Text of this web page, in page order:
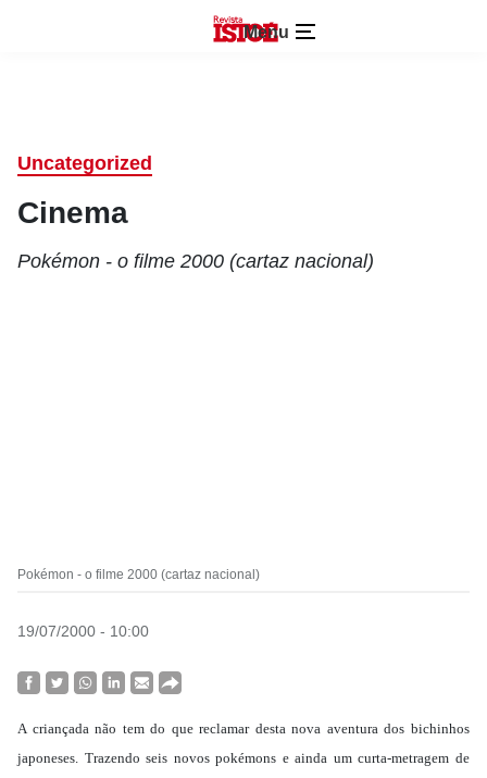
Menu
Uncategorized
Cinema
Pokémon - o filme 2000 (cartaz nacional)
Pokémon - o filme 2000 (cartaz nacional)
19/07/2000 - 10:00
A criançada não tem do que reclamar desta nova aventura dos bichinhos
japoneses. Trazendo seis novos pokémons e ainda um curta-metragem de